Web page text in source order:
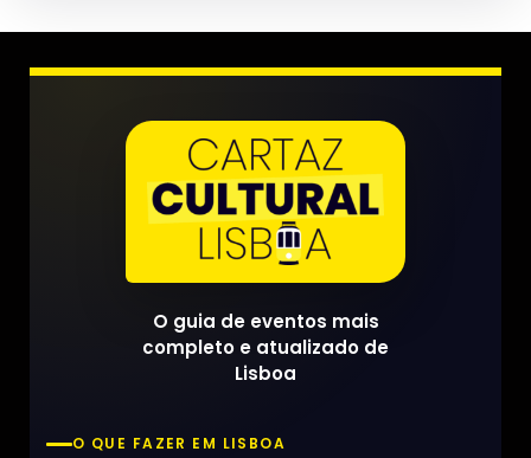
O guia de eventos mais
completo e atualizado de
Lisboa
O QUE FAZER EM LISBOA